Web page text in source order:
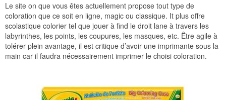
Le site on que vous êtes actuellement propose tout type de
coloration que ce soit en ligne, magic ou classique. It plus offre
scolastique colorier tel que jouer à find le droit lane à travers les
labyrinthes, les points, les coupures, les masques, etc. Être agile à
tolérer plein avantage, il est critique d’avoir une imprimante sous la
main car il faudra nécessairement imprimer le choisi coloration.